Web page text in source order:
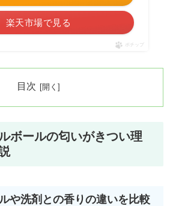
楽天市場で見る
ポチップ
目次
ボールの匂いがきつい理
や洗剤との香りの違いを比較